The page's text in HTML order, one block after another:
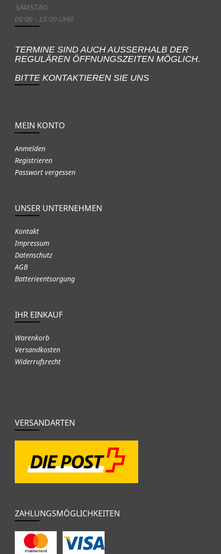
SAMSTAG
09:00 - 15:00 UHR
TERMINE SIND AUCH AUSSERHALB DER
REGULÄREN ÖFFNUNGSZEITEN MÖGLICH.
BITTE KONTAKTIEREN SIE UNS
MEIN KONTO
Anmelden
Registrieren
Passwort vergessen
UNSER UNTERNEHMEN
Kontakt
Impressum
Datenschutz
AGB
Batterieentsorgung
IHR EINKAUF
Warenkorb
Versandkosten
Widerrufsrecht
VERSANDARTEN
ZAHLUNGSMÖGLICHKEITEN